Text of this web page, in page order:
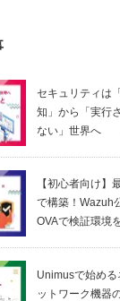
セキュリティは
知」から「実行
ない」世界
ールとゼロトラ
の考え方
【初心者向け】
で構築！Wazuh
OVAで検証環境
Unimusで始める
ットワーク機器